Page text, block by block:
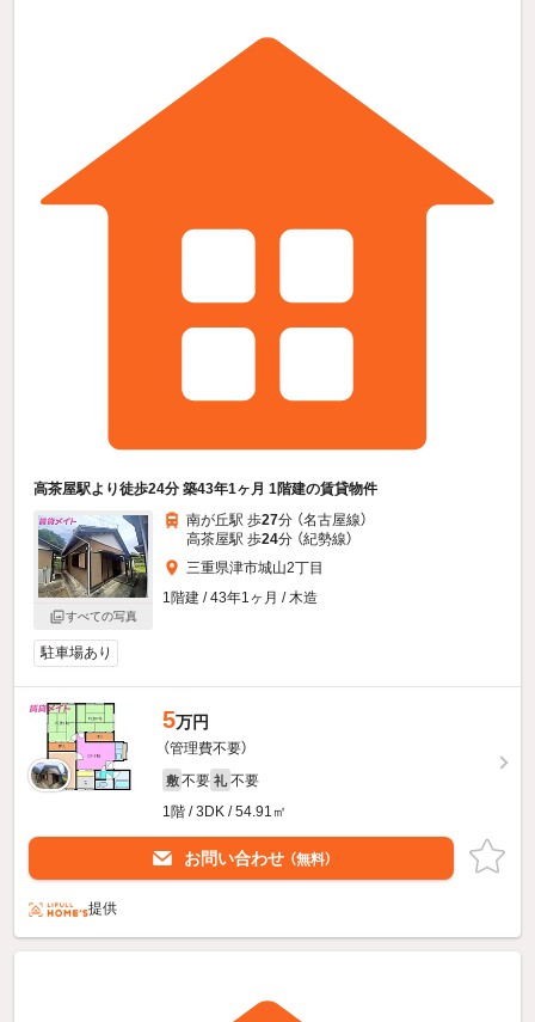
高茶屋駅より徒歩24分 築43年1ヶ月 1階建の賃貸物件
すべての写真
南が丘駅 歩27分 （名古屋線）
高茶屋駅 歩24分 （紀勢線）
三重県津市城山2丁目
1階建 / 43年1ヶ月 / 木造
駐車場あり
5万円
（管理費不要）
敷 不要 礼 不要
1階 / 3DK / 54.91㎡
お問い合わせ （無料）
提供